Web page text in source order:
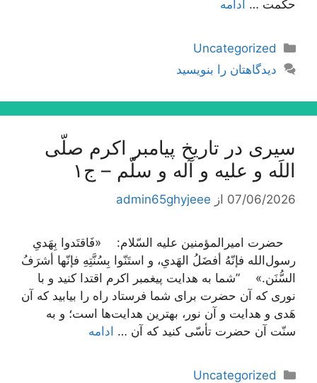
حكمت … ادامه
دسته‌ها
Uncategorized
دیدگاهتان را بنویسید
سیری در تاریخ پیامبر اکرم صلّی
اللَه و علیه و آله و سلّم – ج۱
07/06/2026 از admin65ghyjeee
حضرت امیرالمؤمنین علیه السّلام: «فَاقتَدوا بِهَدیِ
رسول‌الله فإنّهُ أفضَلُ الهَدیِ، و استَنّوا بِسُنَّتِهِ فإنّها أشرَفُ
السُّنَن.» ”شما به هدایت پیغمبر اکرم اقتدا کنید و با
نوری که آن حضرت برای شما فرستاد راه را بیابید که آن
هَدی و هدایت و آن نور، بهترین هدایت‌ها است؛ و به
سنّت آن حضرت تأسّی کنید که آن … ادامه
دسته‌ها
Uncategorized